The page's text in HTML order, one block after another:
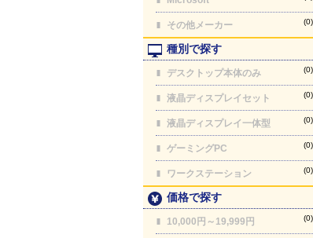
その他メーカー (0)
種別で探す
デスクトップ本体のみ (0)
液晶ディスプレイセット (0)
液晶ディスプレイ一体型 (0)
ゲーミングPC (0)
ワークステーション (0)
価格で探す
10,000円～19,999円 (0)
【